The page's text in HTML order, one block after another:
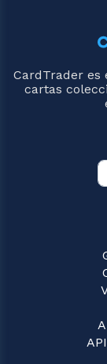
CardTrader
cartas